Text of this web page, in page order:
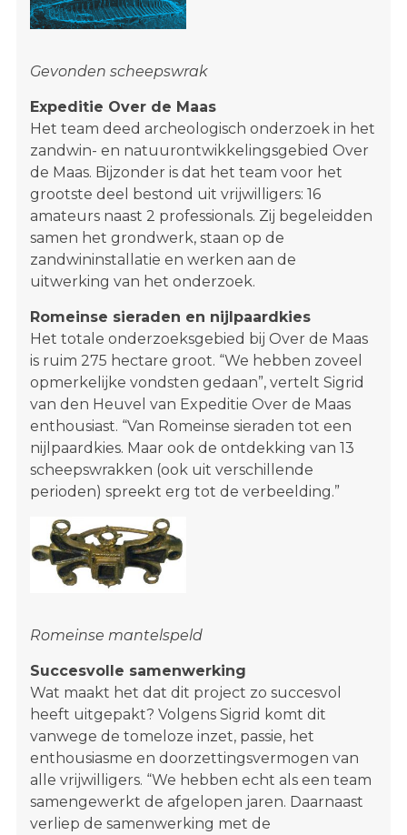
Gevonden scheepswrak
Expeditie Over de Maas
Het team deed archeologisch onderzoek in het
zandwin- en natuurontwikkelingsgebied Over
de Maas. Bijzonder is dat het team voor het
grootste deel bestond uit vrijwilligers: 16
amateurs naast 2 professionals. Zij begeleidden
samen het grondwerk, staan op de
zandwininstallatie en werken aan de
uitwerking van het onderzoek.
Romeinse sieraden en nijlpaardkies
Het totale onderzoeksgebied bij Over de Maas
is ruim 275 hectare groot. “We hebben zoveel
opmerkelijke vondsten gedaan”, vertelt Sigrid
van den Heuvel van Expeditie Over de Maas
enthousiast. “Van Romeinse sieraden tot een
nijlpaardkies. Maar ook de ontdekking van 13
scheepswrakken (ook uit verschillende
perioden) spreekt erg tot de verbeelding.”
Romeinse mantelspeld
Succesvolle samenwerking
Wat maakt het dat dit project zo succesvol
heeft uitgepakt? Volgens Sigrid komt dit
vanwege de tomeloze inzet, passie, het
enthousiasme en doorzettingsvermogen van
alle vrijwilligers. “We hebben echt als een team
samengewerkt de afgelopen jaren. Daarnaast
verliep de samenwerking met de